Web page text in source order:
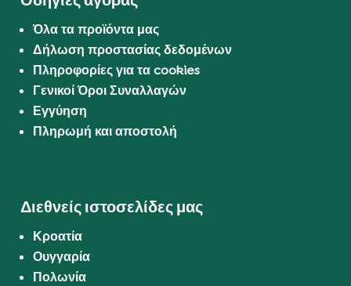
Όλα τα προϊόντα μας
Δήλωση προστασίας δεδομένων
Πληροφορίες για τα cookies
Γενικοί Όροι Συναλλαγών
Εγγύηση
Πληρωμή και αποστολή
Διεθνείς ιστοσελίδες μας
Κροατία
Ουγγαρία
Πολωνία